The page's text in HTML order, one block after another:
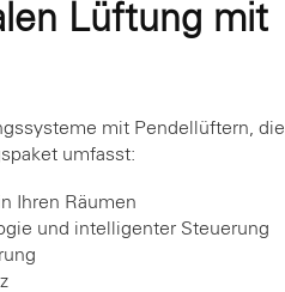
Lüftung mit
mit Pendellüftern, die
umfasst:
Ihren Räumen
und intelligenter Steuerung